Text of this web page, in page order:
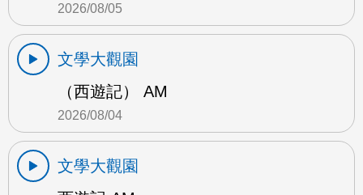
2026/08/05
文學大觀園
（西遊記） AM
2026/08/04
文學大觀園